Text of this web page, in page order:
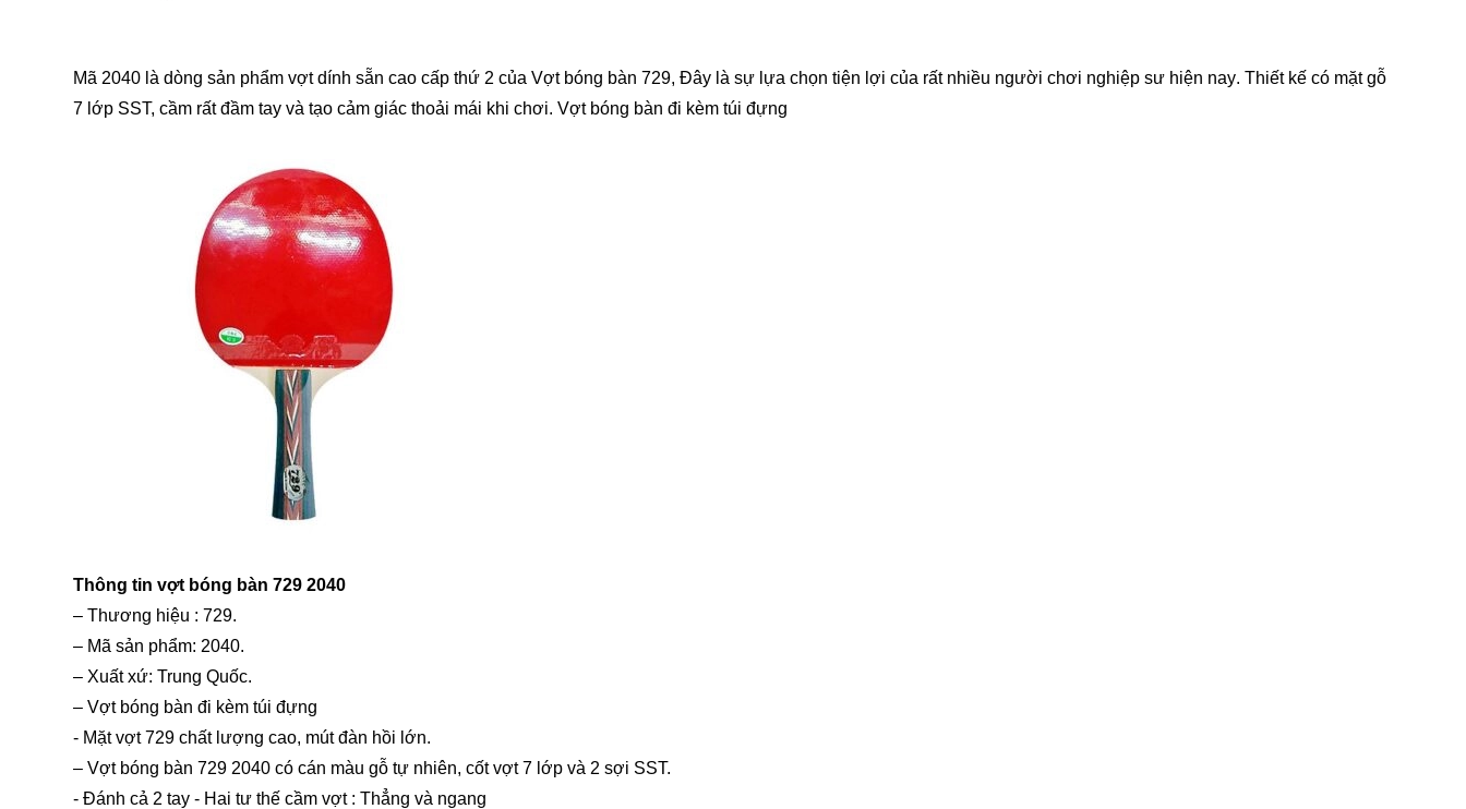
Mã 2040 là dòng sản phẩm vợt dính sẵn cao cấp thứ 2 của Vợt bóng bàn 729, Đây là sự lựa chọn tiện lợi của rất nhiều người chơi nghiệp sư hiện nay. Thiết kế có mặt gỗ
7 lớp SST, cầm rất đầm tay và tạo cảm giác thoải mái khi chơi. Vợt bóng bàn đi kèm túi đựng
Thông tin vợt bóng bàn 729 2040
– Thương hiệu : 729.
– Mã sản phẩm: 2040.
– Xuất xứ: Trung Quốc.
– Vợt bóng bàn đi kèm túi đựng
- Mặt vợt 729 chất lượng cao, mút đàn hồi lớn.
– Vợt bóng bàn 729 2040 có cán màu gỗ tự nhiên, cốt vợt 7 lớp và 2 sợi SST.
- Đánh cả 2 tay - Hai tư thế cầm vợt : Thẳng và ngang